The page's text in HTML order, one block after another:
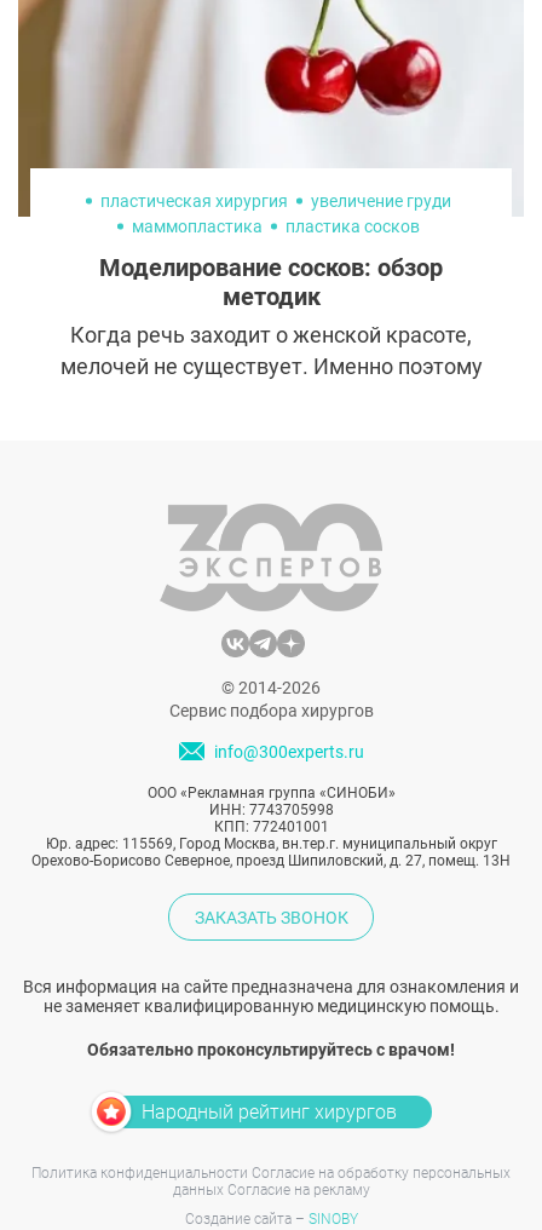
пластическая хирургия
увеличение груди
маммопластика
пластика сосков
Моделирование сосков: обзор
методик
Когда речь заходит о женской красоте,
мелочей не существует. Именно поэтому
несколько методик, причем решают они не
только эстетические, но и
функциональные задачи.
© 2014-2026
Сервис подбора хирургов
info@300experts.ru
ООО «Рекламная группа «СИНОБИ»
ИНН: 7743705998
КПП: 772401001
Юр. адрес: 115569, Город Москва, вн.тер.г. муниципальный округ
Орехово-Борисово Северное, проезд Шипиловский, д. 27, помещ. 13Н
ЗАКАЗАТЬ ЗВОНОК
Вся информация на сайте предназначена для ознакомления и
не заменяет квалифицированную медицинскую помощь.
Обязательно проконсультируйтесь с врачом!
Народный рейтинг хирургов
Политика конфиденциальности Согласие на обработку персональных
данных Согласие на рекламу
Создание сайта – SINOBY